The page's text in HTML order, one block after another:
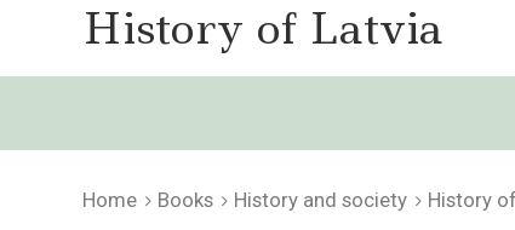
History of Latvia
Home Books History and society History